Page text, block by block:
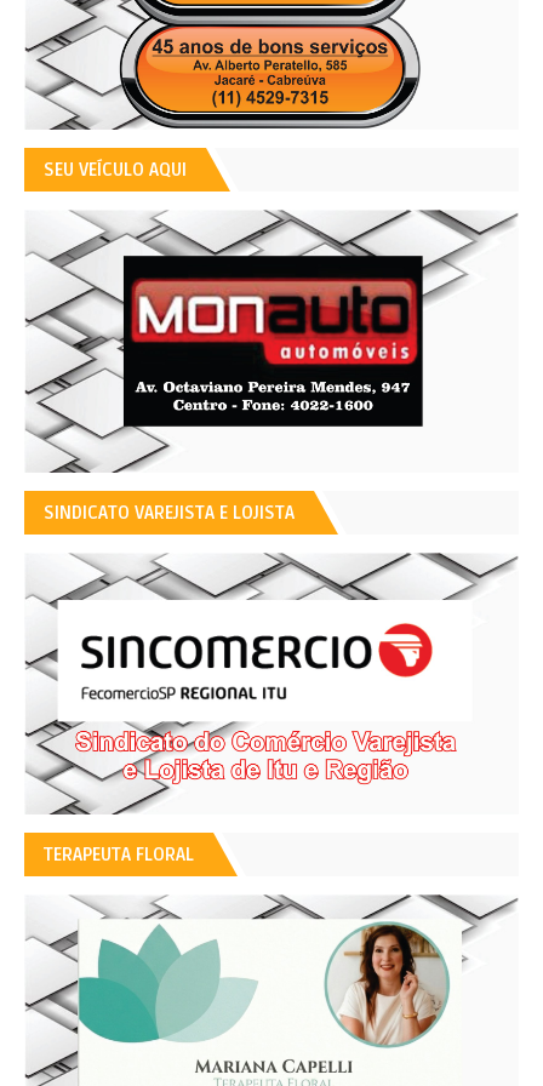
SEU VEÍCULO AQUI
SINDICATO VAREJISTA E LOJISTA
TERAPEUTA FLORAL